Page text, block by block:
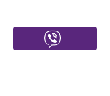
Поділитися